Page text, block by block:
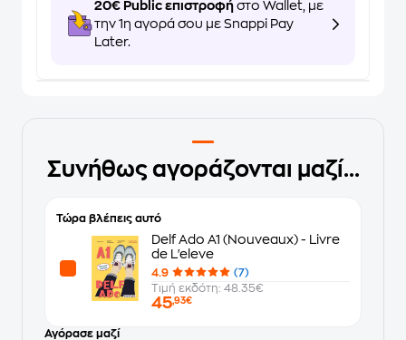
20€ Public επιστροφή στο Wallet, με
την 1η αγορά σου με Snappi Pay
Later.
Συνήθως αγοράζονται μαζί...
Τώρα βλέπεις αυτό
Delf Ado A1 (Nouveaux) - Livre
de L'eleve
4.9
(7)
Τιμή εκδότη: 48.35€
45,93€
Αγόρασε μαζί